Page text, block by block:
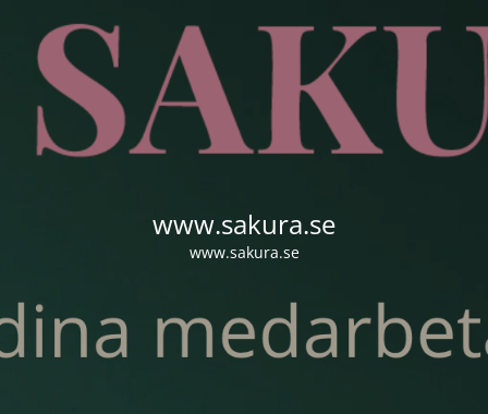
www.sakura.se
www.sakura.se